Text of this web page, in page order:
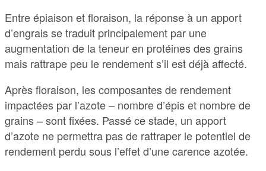
Entre épiaison et floraison, la réponse à un apport
d’engrais se traduit principalement par une
augmentation de la teneur en protéines des grains
mais rattrape peu le rendement s’il est déjà affecté.
Après floraison, les composantes de rendement
impactées par l’azote – nombre d’épis et nombre de
grains – sont fixées. Passé ce stade, un apport
d’azote ne permettra pas de rattraper le potentiel de
rendement perdu sous l’effet d’une carence azotée.